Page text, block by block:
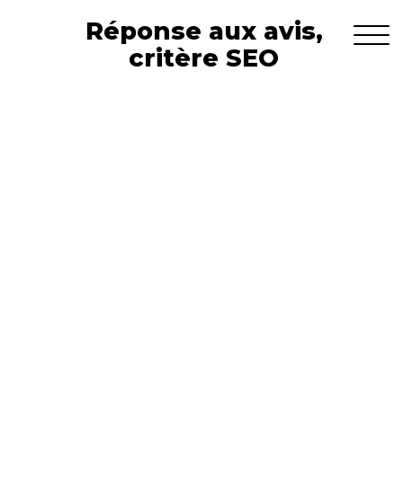
Réponse aux avis,
critère SEO